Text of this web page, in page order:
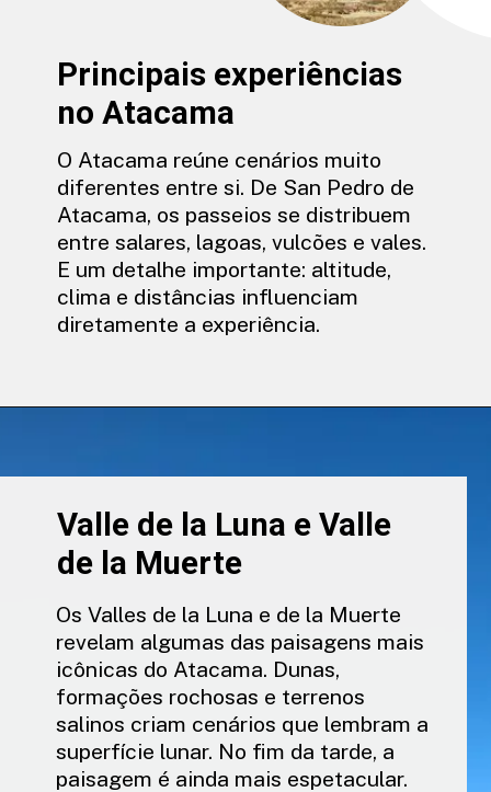
O Atacama reúne cenários muito
diferentes entre si. De San Pedro de
Atacama, os passeios se distribuem
entre salares, lagoas, vulcões e vales.
E um detalhe importante: altitude,
clima e distâncias influenciam
diretamente a experiência.
Principais experiências
no Atacama
Valle de la Luna e Valle
de la Muerte
Os Valles de la Luna e de la Muerte
revelam algumas das paisagens mais
icônicas do Atacama. Dunas,
formações rochosas e terrenos
salinos criam cenários que lembram a
superfície lunar. No fim da tarde, a
paisagem é ainda mais espetacular.